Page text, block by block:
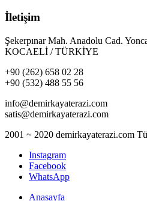
İletişim
Şekerpınar Mah. Anadolu Cad.
KOCAELİ / TÜRKİYE
+90 (262) 658 02 28
+90 (532) 488 55 56
info@demirkayaterazi.com
satis@demirkayaterazi.com
2001 ~ 2020 demirkayaterazi.com
Instagram
Facebook
WhatsApp
Anasayfa